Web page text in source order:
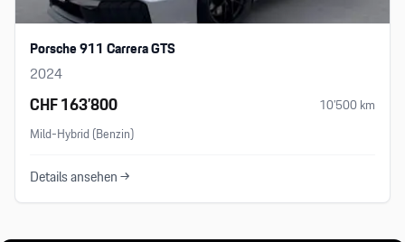
Porsche 911 Carrera GTS
2024
CHF 163’800 10’500km
Mild-Hybrid (Benzin)
Details ansehen →